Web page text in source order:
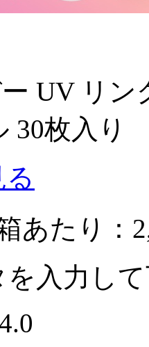
UV リ
30枚入り
あたり：
入力し